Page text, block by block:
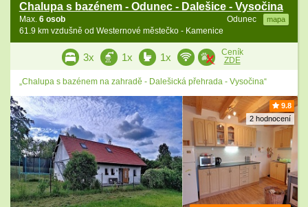
Chalupa s bazénem - Odunec - Dalešice - Vysočina
Odunec mapa
Max. 6 osob
61.9 km vzdušně od Westernové městečko - Kamenice
3x 1x 1x
Ceník
ZDE
„Chalupa s bazénem na zahradě - Dalešická přehrada - Vysočina“
9.8
2 hodnocení